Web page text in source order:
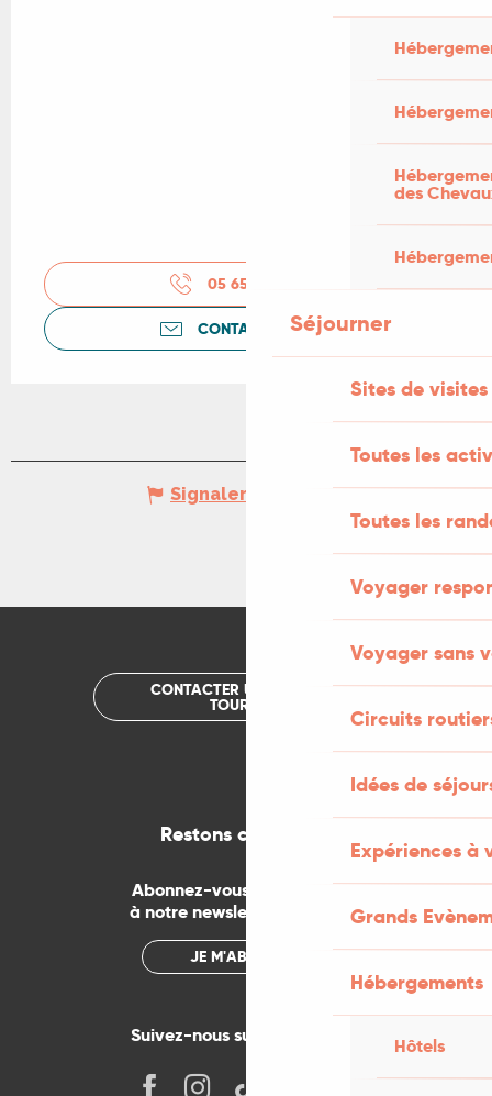
des
Séjourner
Sites de visites
Toutes les
Toutes les
Voyager
Voyager sans
Circuits
Idées de
Expériences à
Grands
Hébergements
Hôtels
05 65 20 06
CONTACTEZ-NOUS
Signaler une erreur
CONTACTER UN OFFICE DE
TOURISME
Restons connectés
Abonnez-vous gratuitement
à notre newsletter mensuelle
JE M'ABONNE
Suivez-nous sur les réseaux !